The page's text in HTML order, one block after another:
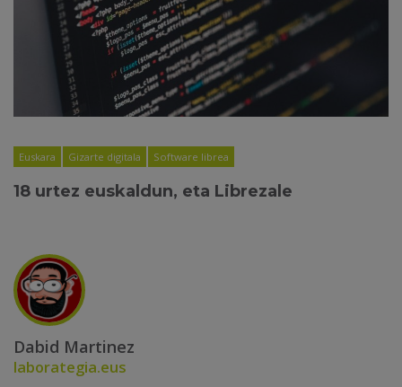
Euskara Gizarte digitala Software librea
18 urtez euskaldun, eta Librezale
Dabid Martinez
laborategia.eus